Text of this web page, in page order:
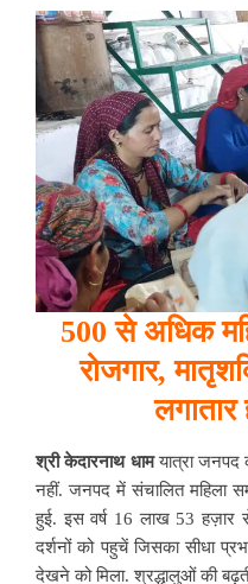
500 से अधिक
रोजगार,
लगातार
श्री केदारनाथ धामयात्रा जनपद
नहीं. जनपद में संचालित महिला
हुई. इस वर्ष 16 लाख 53 हज़ार से
दर्शनों को पहुचें जिसका सीधा
देखने को मिला. श्रद्धालुओं की